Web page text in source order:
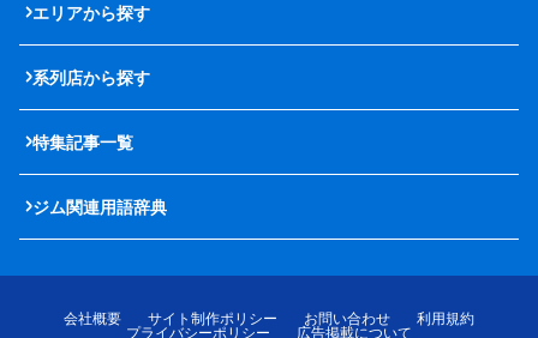
エリアから探す
系列店から探す
特集記事一覧
ジム関連用語辞典
会社概要 サイト制作ポリシー お問い合わせ
利用規約
プライバシーポリシー
広告掲載について